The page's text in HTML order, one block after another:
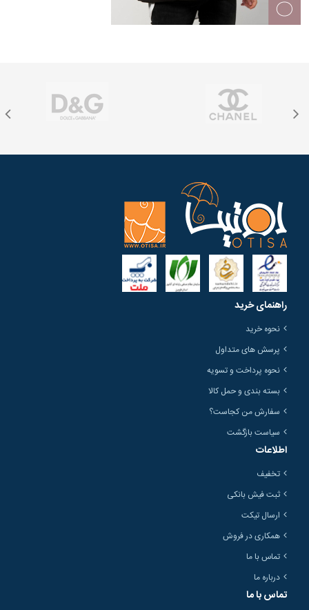
راهنمای خرید
نحوه خرید
پرسش های متداول
نحوه پرداخت و تسویه
بسته بندی و حمل کالا
سفارش من کجاست؟
سیاست بازگشت
اطلاعات
تخفیف
ثبت فیش بانکی
ارسال تیکت
همکاری در فروش
تماس با ما
درباره ما
تماس با ما